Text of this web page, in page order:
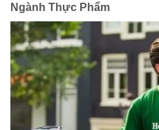
Ngành Thực Phẩm